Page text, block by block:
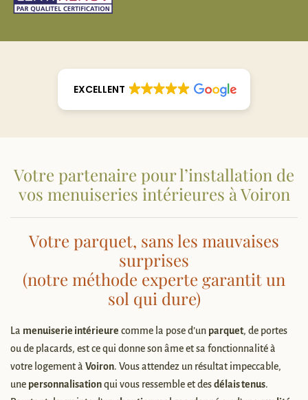
EXCELLENT
Votre partenaire pour l’installation de
vos menuiseries intérieures à Voiron
Votre parquet, sans les mauvaises
surprises
(notre méthode experte garantit un
sol qui dure)
La menuiserie intérieure comme la pose d’un parquet, de portes
ou de placards, est ce qui donne son âme et sa fonctionnalité à
votre logement à Voiron. Vous attendez un résultat impeccable,
une personnalisationqui vous ressemble et desdélais tenus.